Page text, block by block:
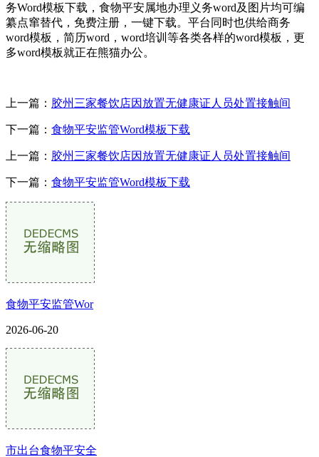
务Word模板下载，食物平安属地办理义务word及图片均可编
纂点窜替代，免费注册，一键下载。平台同时也供给商务
word模板，简历word，word培训等各类各样的word模板，更
多word模板就正在熊猫办公。
上一篇： 胶州三家餐饮店因放置无健康证人员处置接触间
下一篇： 食物平安监管Word模板下载
上一篇： 胶州三家餐饮店因放置无健康证人员处置接触间
下一篇： 食物平安监管Word模板下载
食物平安监管Wor
2026-06-20
市出台食物平安全